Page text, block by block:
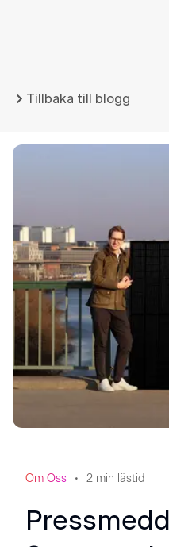
Tillbaka till blogg
Om Oss 2 min lästid